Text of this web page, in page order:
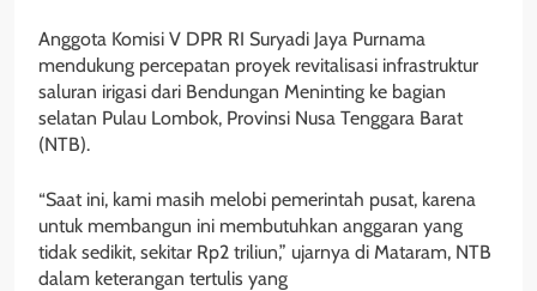
Anggota Komisi V DPR RI Suryadi Jaya Purnama
mendukung percepatan proyek revitalisasi infrastruktur
saluran irigasi dari Bendungan Meninting ke bagian
selatan Pulau Lombok, Provinsi Nusa Tenggara Barat
(NTB).
“Saat ini, kami masih melobi pemerintah pusat, karena
untuk membangun ini membutuhkan anggaran yang
tidak sedikit, sekitar Rp2 triliun,” ujarnya di Mataram, NTB
dalam keterangan tertulis yang